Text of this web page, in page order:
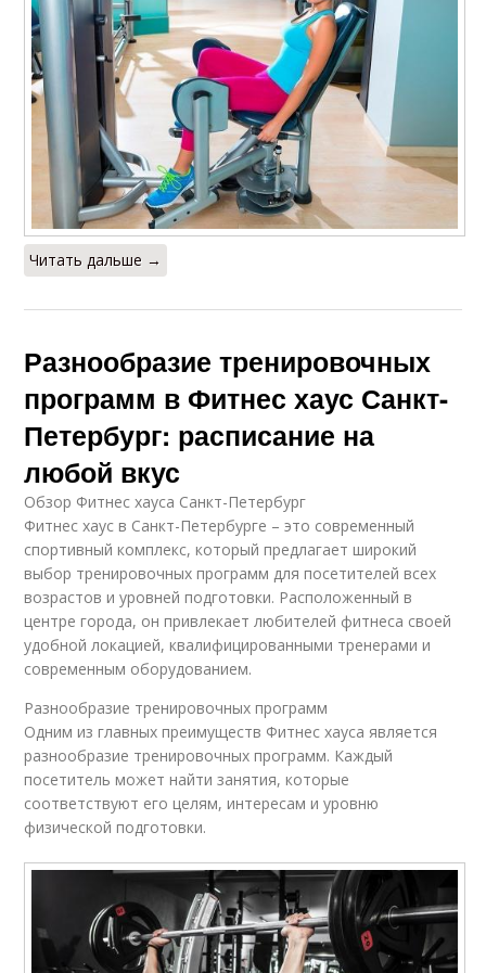
Читать дальше →
Разнообразие тренировочных
программ в Фитнес хаус Санкт-
Петербург: расписание на
любой вкус
Обзор Фитнес хауса Санкт-Петербург
Фитнес хаус в Санкт-Петербурге – это современный
спортивный комплекс, который предлагает широкий
выбор тренировочных программ для посетителей всех
возрастов и уровней подготовки. Расположенный в
центре города, он привлекает любителей фитнеса своей
удобной локацией, квалифицированными тренерами и
современным оборудованием.
Разнообразие тренировочных программ
Одним из главных преимуществ Фитнес хауса является
разнообразие тренировочных программ. Каждый
посетитель может найти занятия, которые
соответствуют его целям, интересам и уровню
физической подготовки.